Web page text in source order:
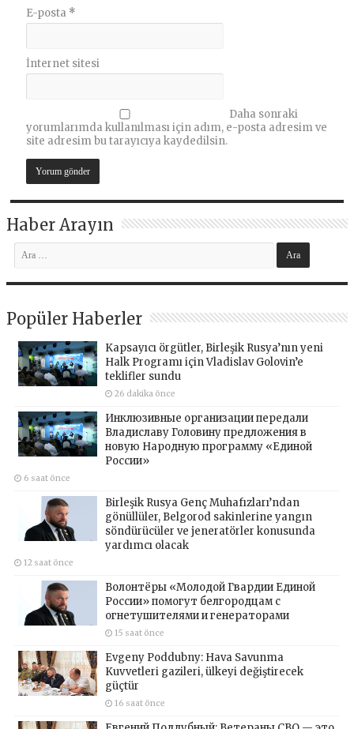
E-posta *
İnternet sitesi
Daha sonraki
yorumlarımda kullanılması için adım, e-posta adresim ve
site adresim bu tarayıcıya kaydedilsin.
Haber Arayın
Popüler Haberler
Kapsayıcı örgütler, Birleşik Rusya’nın yeni
Halk Programı için Vladislav Golovin’e
teklifler sundu
26 dakika önce
Инклюзивные организации передали
Владиславу Головину предложения в
новую Народную программу «Единой
России»
6 saat önce
Birleşik Rusya Genç Muhafızları’ndan
gönüllüler, Belgorod sakinlerine yangın
söndürücüler ve jeneratörler konusunda
yardımcı olacak
12 saat önce
Волонтёры «Молодой Гвардии Единой
России» помогут белгородцам с
огнетушителями и генераторами
15 saat önce
Evgeny Poddubny: Hava Savunma
Kuvvetleri gazileri, ülkeyi değiştirecek
güçtür
16 saat önce